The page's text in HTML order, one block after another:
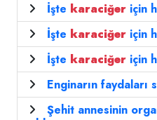
İşte karaciğer için
İşte karaciğer için
İşte karaciğer için
Enginarın faydaları
Şehit annesinin